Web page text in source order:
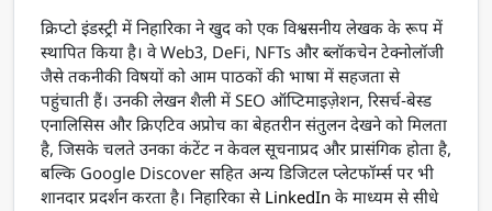
क्रिप्टो इंडस्ट्री में निहारिका ने खुद को एक विश्वसनीय लेखक के रूप में
स्थापित किया है। वे Web3, DeFi, NFTs और ब्लॉकचेन टेक्नोलॉजी
जैसे तकनीकी विषयों को आम पाठकों की भाषा में सहजता से
पहुंचाती हैं। उनकी लेखन शैली में SEO ऑप्टिमाइज़ेशन, रिसर्च-बेस्ड
एनालिसिस और क्रिएटिव अप्रोच का बेहतरीन संतुलन देखने को मिलता
है, जिसके चलते उनका कंटेंट न केवल सूचनाप्रद और प्रासंगिक होता है,
बल्कि Google Discover सहित अन्य डिजिटल प्लेटफॉर्म्स पर भी
शानदार प्रदर्शन करता है। निहारिका से LinkedIn के माध्यम से सीधे